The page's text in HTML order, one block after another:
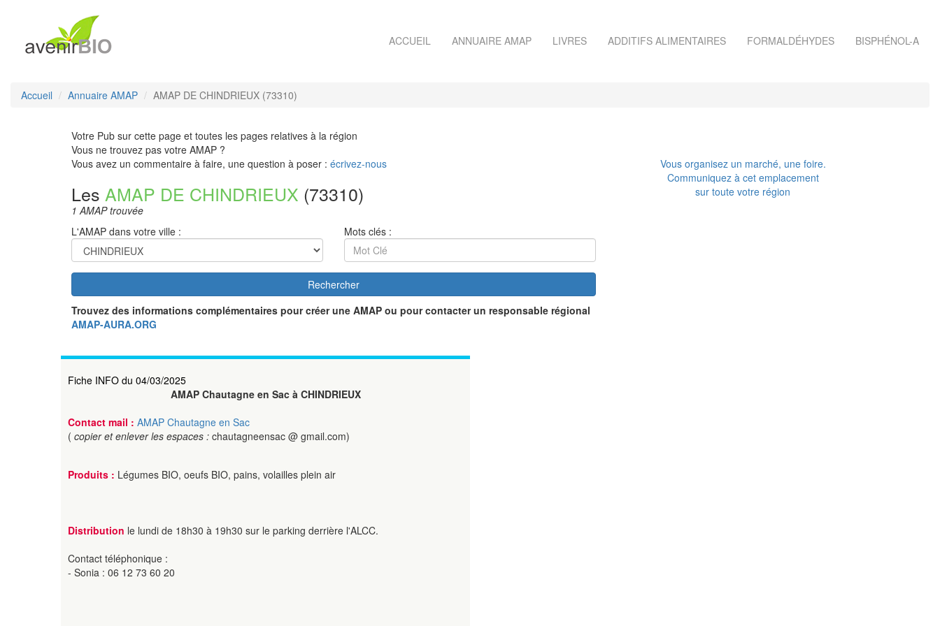
ACCUEIL ANNUAIRE AMAP LIVRES ADDITIFS ALIMENTAIRES FORMALDÉHYDES BISPHÉNOL-A
Accueil Annuaire AMAP AMAP DE CHINDRIEUX (73310)
Votre Pub sur cette page et toutes les pages relatives à la région
Vous ne trouvez pas votre AMAP ?
Vous avez un commentaire à faire, une question à poser : écrivez-nous
Les AMAP DE CHINDRIEUX (73310)
1 AMAP trouvée
L'AMAP dans votre ville :
Mots clés :
Rechercher
Trouvez des informations complémentaires pour créer une AMAP ou pour contacter un responsable régional
AMAP-AURA.ORG
Vous organisez un marché, une foire.
Communiquez à cet emplacement
sur toute votre région
Fiche INFO du 04/03/2025
AMAP Chautagne en Sac à CHINDRIEUX
Contact mail : AMAP Chautagne en Sac
( copier et enlever les espaces : chautagneensac @ gmail.com)
Produits : Légumes BIO, oeufs BIO, pains, volailles plein air
Distribution le lundi de 18h30 à 19h30 sur le parking derrière l'ALCC.
Contact téléphonique :
- Sonia : 06 12 73 60 20